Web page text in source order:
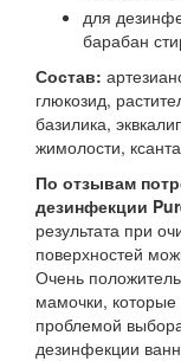
для
барабан
Состав:
глюкозид,
базилика,
жимолости,
По отзывам
дезинфекции
результата при
поверхностей
Очень
мамочки, которые
проблемой
дезинфекции